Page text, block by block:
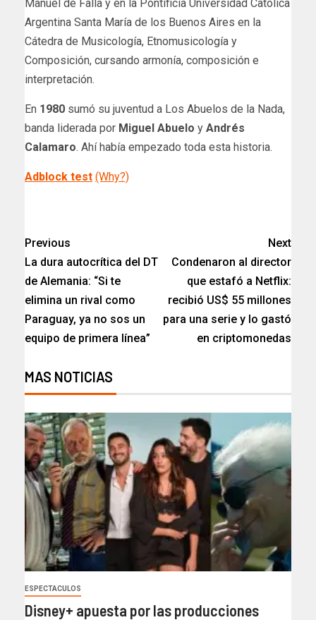
Manuel de Falla y en la Pontificia Universidad Católica
Argentina Santa María de los Buenos Aires en la
Cátedra de Musicología, Etnomusicología y
Composición, cursando armonía, composición e
interpretación.
En 1980 sumó su juventud a Los Abuelos de la Nada,
banda liderada por Miguel Abuelo y Andrés
Calamaro. Ahí había empezado toda esta historia.
Adblock test (Why?)
Previous
La dura autocrítica del DT
de Alemania: “Si te
elimina un rival como
Paraguay, ya no sos un
equipo de primera línea”
Next
Condenaron al director
que estafó a Netflix:
recibió US$ 55 millones
para una serie y lo gastó
en criptomonedas
MAS NOTICIAS
ESPECTACULOS
Disney+ apuesta por las producciones